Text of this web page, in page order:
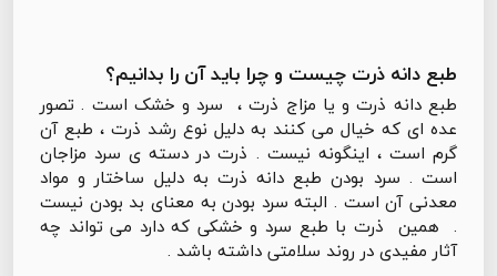
طبع دانه ذرت چیست و چرا باید آن را بدانیم؟
طبع دانه ذرت و یا مزاج ذرت ، سرد و خشک است . تصور
عده ای که خیال می کنند به دلیل نوع رشد ذرت ، طبع آن
گرم است ، اینگونه نیست . ذرت در دسته ی سرد مزاجان
است . سرد بودن طبع دانه ذرت به دلیل ساختار و مواد
معدنی آن است . البته سرد بودن به معنای بد بودن نیست
. همین ذرت با طبع سرد و خشکی که دارد می تواند چه
آثار مفیدی در روند سلامتی داشته باشد .